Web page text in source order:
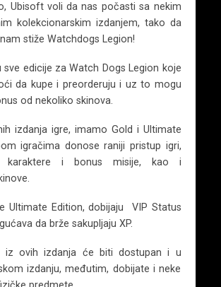
Ubisoft voli da nas počasti sa nekim
kolekcionarskim izdanjem, tako da
stiže Watchdogs Legion!
sve edicije za Watch Dogs Legion koje
da kupe i preorderuju i uz to mogu
od nekoliko skinova.
izdanja igre, imamo Gold i Ultimate
igračima donose raniji pristup igri,
karaktere i bonus misije, kao i
Ultimate Edition, dobijaju VIP Status
da brže sakupljaju XP.
iz ovih izdanja će biti dostupan i u
izdanju, međutim, dobijate i neke
predmete.